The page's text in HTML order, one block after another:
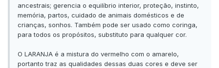
ancestrais; gerencia o equilíbrio interior, proteção, instinto,
memória, partos, cuidado de animais domésticos e de
crianças, sonhos. Também pode ser usado como coringa,
para todos os propósitos, substituto para qualquer cor.
O LARANJA é a mistura do vermelho com o amarelo,
portanto traz as qualidades dessas duas cores e deve ser